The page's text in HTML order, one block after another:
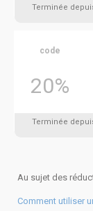
Terminée
code
20%
Terminée
Au sujet des
Comment utiliser